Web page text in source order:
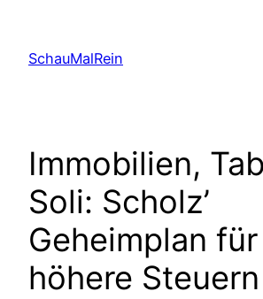
content
SchauMalRein
Immobilien,
Soli: Scholz’
Geheimplan für
höhere Steuern